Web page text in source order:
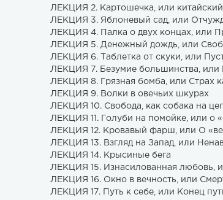
ЛЕКЦИЯ 2. Картошечка, или
ЛЕКЦИЯ 3. Яблоневый сад, или
ЛЕКЦИЯ 4. Палка о двух концах, или
ЛЕКЦИЯ 5. Денежный дождь, или
ЛЕКЦИЯ 6. Таблетка от скуки, или
ЛЕКЦИЯ 7. Безумие большинства,
ЛЕКЦИЯ 8. Грязная бомба, или Страх
ЛЕКЦИЯ 9. Волки в овечьих шкурах
ЛЕКЦИЯ 10. Свобода, как собака на
ЛЕКЦИЯ 11. Голуби на помойке, или о
ЛЕКЦИЯ 12. Кровавый фарш, или О
ЛЕКЦИЯ 13. Взгляд на Запад, или
ЛЕКЦИЯ 14. Крысиные бега
ЛЕКЦИЯ 15. Изнасилованная любовь,
ЛЕКЦИЯ 16. Окно в вечность, или
ЛЕКЦИЯ 17. Путь к себе, или Конец